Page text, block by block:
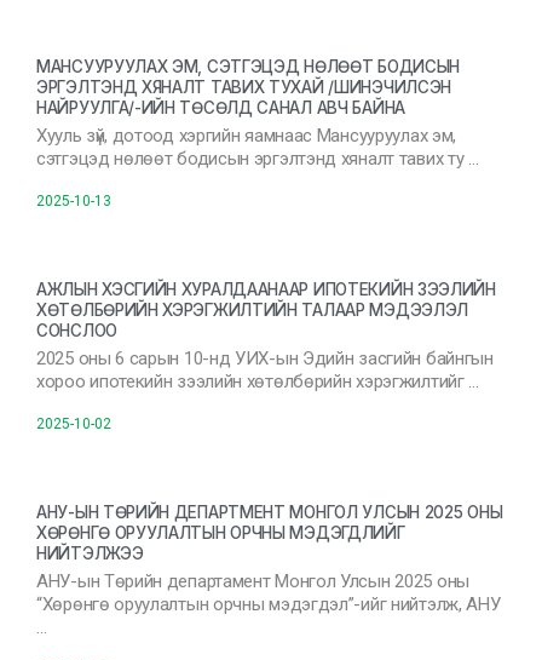
МАНСУУРУУЛАХ ЭМ, СЭТГЭЦЭД НӨЛӨӨТ БОДИСЫН
ЭРГЭЛТЭНД ХЯНАЛТ ТАВИХ ТУХАЙ /ШИНЭЧИЛСЭН
НАЙРУУЛГА/-ИЙН ТӨСӨЛД САНАЛ АВЧ БАЙНА
Хууль зүй, дотоод хэргийн яамнаас Мансууруулах эм,
сэтгэцэд нөлөөт бодисын эргэлтэнд хяналт тавих ту …
2025-10-13
АЖЛЫН ХЭСГИЙН ХУРАЛДААНААР ИПОТЕКИЙН ЗЭЭЛИЙН
ХӨТӨЛБӨРИЙН ХЭРЭГЖИЛТИЙН ТАЛААР МЭДЭЭЛЭЛ
СОНСЛОО
2025 оны 6 сарын 10-нд УИХ-ын Эдийн засгийн байнгын
хороо ипотекийн зээлийн хөтөлбөрийн хэрэгжилтийг …
2025-10-02
АНУ-ЫН ТӨРИЙН ДЕПАРТМЕНТ МОНГОЛ УЛСЫН 2025 ОНЫ
ХӨРӨНГӨ ОРУУЛАЛТЫН ОРЧНЫ МЭДЭГДЛИЙГ
НИЙТЭЛЖЭЭ
АНУ-ын Төрийн департамент Монгол Улсын 2025 оны
“Хөрөнгө оруулалтын орчны мэдэгдэл”-ийг нийтэлж, АНУ
…